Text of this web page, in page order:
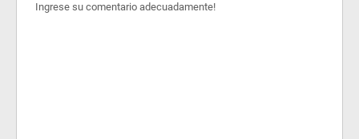
Ingrese su comentario adecuadamente!